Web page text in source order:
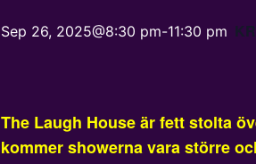
Sep 26, 2025@8:30 pm-11:30 pm
The Laugh House är fett stolta
kommer showerna vara större